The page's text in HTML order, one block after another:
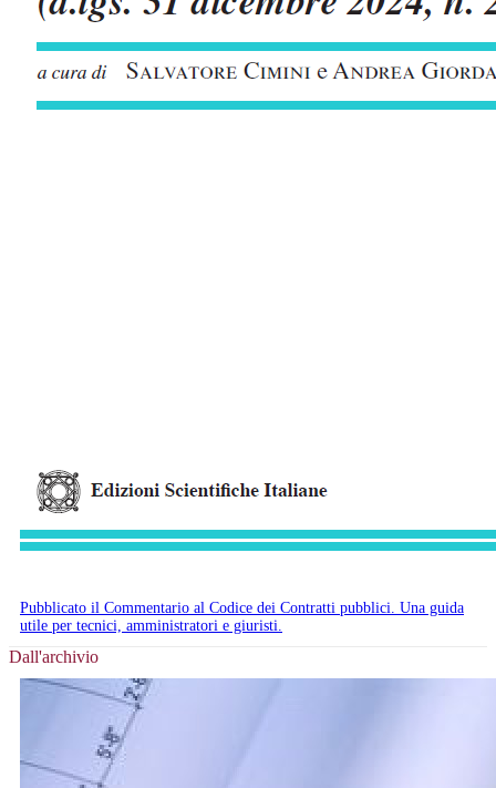
Pubblicato il Commentario al Codice dei Contratti pubblici. Una guida
utile per tecnici, amministratori e giuristi.
Dall'archivio